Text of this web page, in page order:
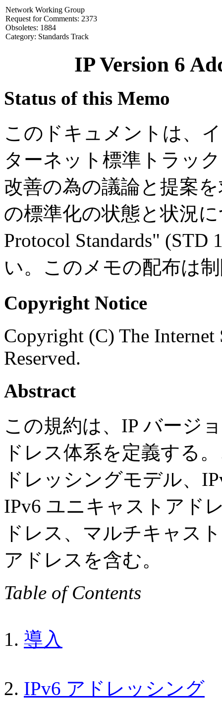
Network Working Group
Request for Comments: 2373
Obsoletes: 1884
Category: Standards Track
IP Version 6
Status of this Memo
このドキュメントは、
ターネット標準トラッ
改善の為の議論と提案
の標準化の状態と状況
Protocol Standards"
い。このメモの配布は
Copyright Notice
Copyright (C) The
Reserved.
Abstract
この規約は、IP バージ
ドレス体系を定義する
ドレッシングモデル、
IPv6 ユニキャストアド
ドレス、マルチキャス
アドレスを含む。
Table of Contents
1. 導入
2. IPv6 アドレッシング